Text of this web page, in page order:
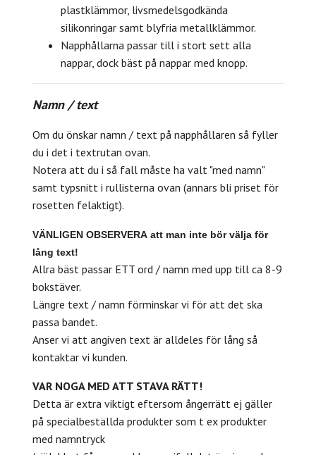
plastklämmor, livsmedelsgodkända
silikonringar samt blyfria metallklämmor.
Napphållarna passar till i stort sett alla
nappar, dock bäst på nappar med knopp.
Namn / text
Om du önskar namn / text på napphållaren så fyller
du i det i textrutan ovan.
Notera att du i så fall måste ha valt "med namn"
samt typsnitt i rullisterna ovan (annars bli priset för
rosetten felaktigt).
VÄNLIGEN OBSERVERA att man inte bör välja för
lång text!
Allra bäst passar ETT ord / namn med upp till ca 8-9
bokstäver.
Längre text / namn förminskar vi för att det ska
passa bandet.
Anser vi att angiven text är alldeles för lång så
kontaktar vi kunden.
VAR NOGA MED ATT STAVA RÄTT!
Detta är extra viktigt eftersom ångerrätt ej gäller
på specialbeställda produkter som t ex produkter
med namntryck